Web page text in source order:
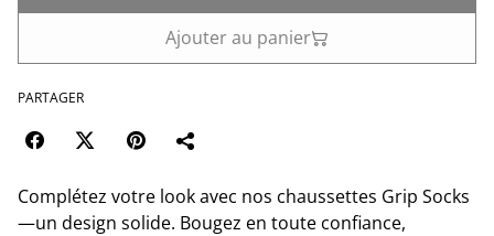
Ajouter au panier
PARTAGER
Complétez votre look avec nos chaussettes Grip Socks
—un design solide. Bougez en toute confiance,